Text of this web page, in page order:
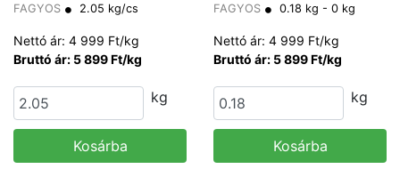
laktóztartalmú
krémsajttal és felezett
eperrel -
FAGYOS 2.05 kg/cs
Nettó ár: 4 999 Ft/kg
Bruttó ár: 5 899 Ft/kg
kg
Kosárba
"HALAL" 90 g/db
FAGYOS 0.18 kg - 0 kg
Nettó ár: 4 999 Ft/kg
Bruttó ár: 5 899 Ft/kg
kg
Kosárba